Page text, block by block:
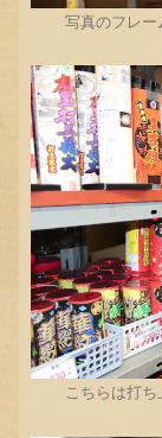
写真のフレ
こちらは打ち